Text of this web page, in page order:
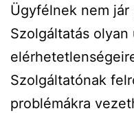
Ügyfélnek nem
Szolgáltatás
Szolgáltatónak
problémákra